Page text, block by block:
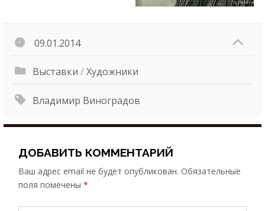
09.01.2014
Выставки /Художники
Владимир Виноградов
ДОБАВИТЬ КОММЕНТАРИЙ
Ваш адрес email не будет опубликован. Обязательные
поля помечены*